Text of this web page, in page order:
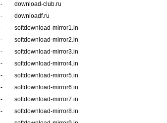
- download-club.ru
- downloadf.ru
- softdownload-mirror1.in
- softdownload-mirror2.in
- softdownload-mirror3.in
- softdownload-mirror4.in
- softdownload-mirror5.in
- softdownload-mirror6.in
- softdownload-mirror7.in
- softdownload-mirror8.in